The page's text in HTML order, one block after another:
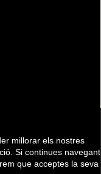
millorar els nostres
Si continues navegant
que acceptes la seva